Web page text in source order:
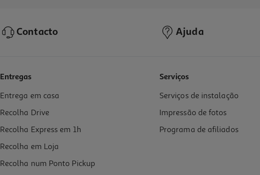
Contacto Ajuda
Entregas
Entrega em casa
Recolha Drive
Recolha Express em 1h
Recolha em Loja
Recolha num Ponto Pickup
Serviços
Serviços de instalação
Impressão de fotos
Programa de afiliados